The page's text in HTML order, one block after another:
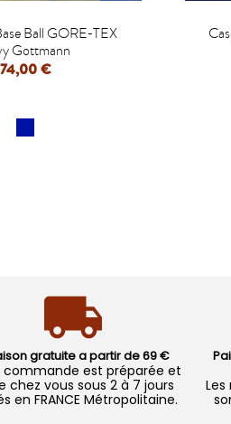
Ball GORE-TEX
Gottmann
74,00 €
RAPIDE
gratuite a partir de 69 €
commande est préparée et
chez vous sous 2 à 7 jours
en FRANCE Métropolitaine.